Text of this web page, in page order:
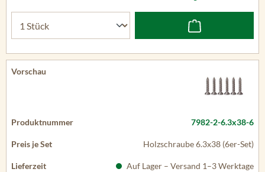
7982-2-6.3x38-6
Holzschraube 6.3x38 (6er-Set)
Auf Lager – Versand 1–3 Werktage